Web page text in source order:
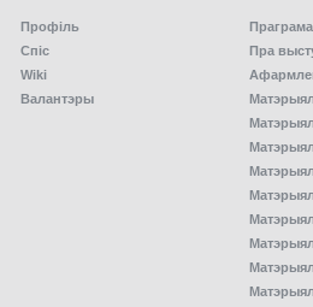
Профіль
Спiс
Wiki
Валантэры
Праграма
Пра